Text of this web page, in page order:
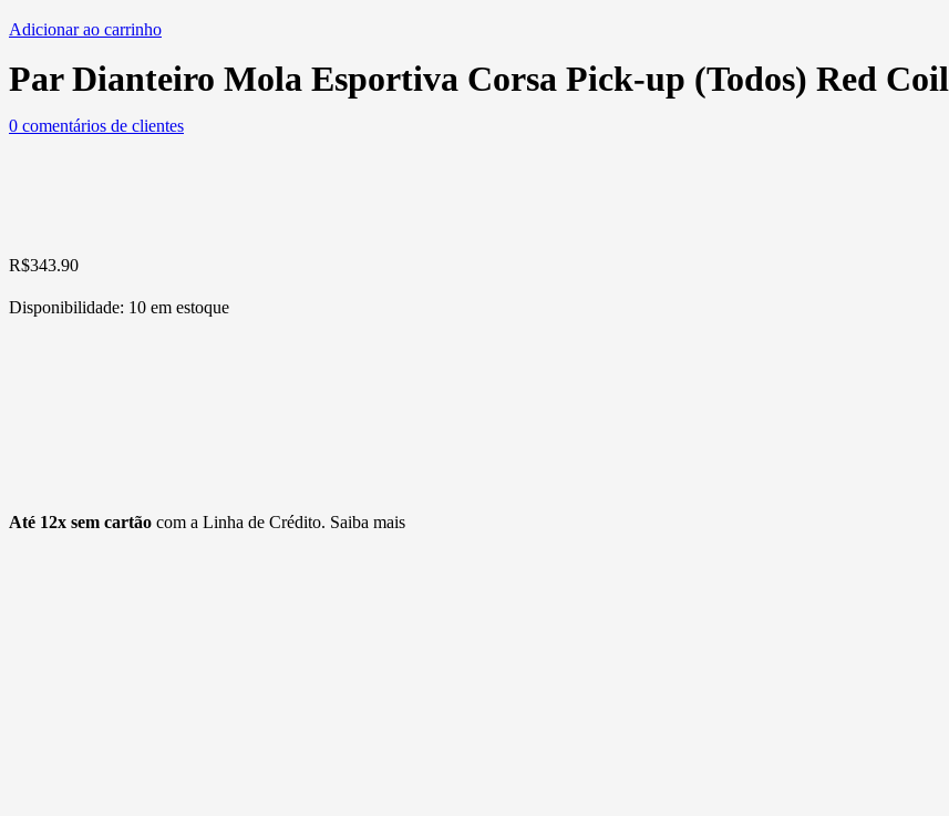
Adicionar ao carrinho
Par Dianteiro Mola Esportiva Corsa Pick-up (Todos) Red Coil
0 comentários de clientes
R$343.90
Disponibilidade: 10 em estoque
Até 12x sem cartão com a Linha de Crédito. Saiba mais